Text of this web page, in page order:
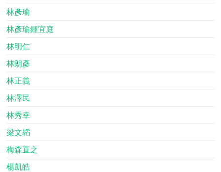
林彥瑜
林彥瑜鍾宜庭
林明仁
林朗彥
林正義
林澤民
林秀幸
梁文韜
梅森直之
楊凱皓